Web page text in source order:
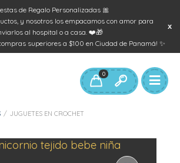
de Regalo Personalizadas 🎀
y nosotros los empacamos con amor para
al hospital o a casa. ❤️🎁
compras superiores a $100 en Ciudad de Panamá! ✨
0
/ JUGUETES EN CROCHET